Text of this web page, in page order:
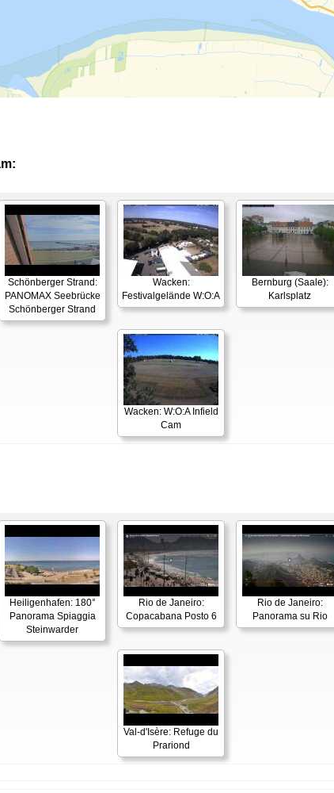
Schönberger Strand:
PANOMAX Seebrücke
Schönberger Strand
Wacken:
Festivalgelände W:O:A
Bernburg (Saale):
Karlsplatz
Wacken: W:O:A Infield
Cam
Heiligenhafen: 180°
Panorama Spiaggia
Steinwarder
Rio de Janeiro:
Copacabana Posto 6
Rio de Janeiro:
Panorama su Rio
Val-d'Isère: Refuge du
Prariond